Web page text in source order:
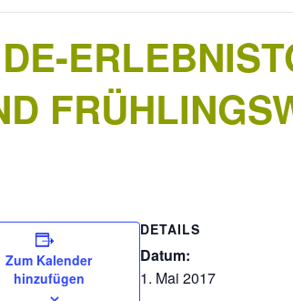
Zum Kalender
hinzufügen
DETAILS
Datum:
1. Mai 2017